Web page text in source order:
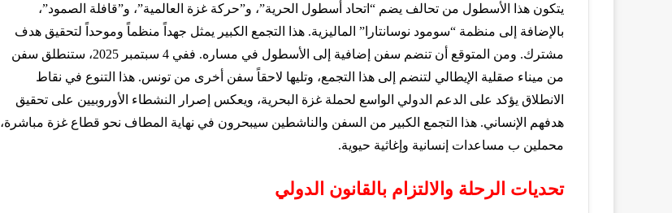
يتكون هذا الأسطول من تحالف يضم “اتحاد أسطول الحرية”، و”حركة غزة العالمية”، و”قافلة الصمود”،
بالإضافة إلى منظمة “سومود نوسانتارا” الماليزية. هذا التجمع الكبير يمثل جهداً منظماً وموحداً لتحقيق هدف
مشترك. ومن المتوقع أن تنضم سفن إضافية إلى الأسطول في مساره. ففي 4 سبتمبر 2025، ستنطلق سفن
من ميناء صقلية الإيطالي لتنضم إلى هذا التجمع، وتليها لاحقاً سفن أخرى من تونس. هذا التنوع في نقاط
الانطلاق يؤكد على الدعم الدولي الواسع لحملة غزة البحرية، ويعكس إصرار النشطاء الأوروبيين على تحقيق
هدفهم الإنساني. هذا التجمع الكبير من السفن والناشطين سيبحرون في نهاية المطاف نحو قطاع غزة مباشرة،
محملين ب مساعدات إنسانية وإغاثية حيوية.
تحديات الرحلة والالتزام بالقانون الدولي